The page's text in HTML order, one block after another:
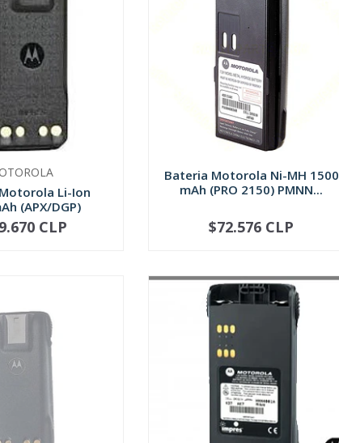
Li-Ion
(APX/DGP)
+ CLP
Bateria Motorola Ni-MH 1500
mAh (PRO 2150) PMNN...
+
$72.576 CLP